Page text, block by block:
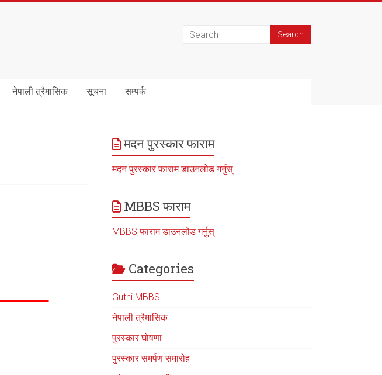
नेपाली त्रैमासिक सूचना सम्पर्क
मदन पुरस्कार फाराम
मदन पुरस्कार फाराम डाउनलोड गर्नुस्
MBBS फाराम
MBBS फाराम डाउनलोड गर्नुस्
Categories
Guthi MBBS
नेपाली त्रैमासिक
पुरस्कार घोषणा
पुरस्कार समर्पण समारोह